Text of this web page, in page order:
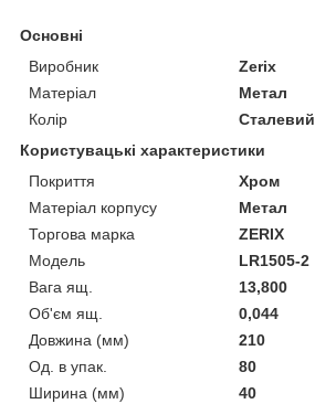
Основні
Виробник
Zerix
Матеріал
Метал
Колір
Сталевий
Користувацькі характеристики
Покриття
Хром
Матеріал корпусу
Метал
Торгова марка
ZERIX
Мoдель
LR1505-2
Вага ящ.
13,800
Об'єм ящ.
0,044
Довжина (мм)
210
Од. в упак.
80
Ширина (мм)
40